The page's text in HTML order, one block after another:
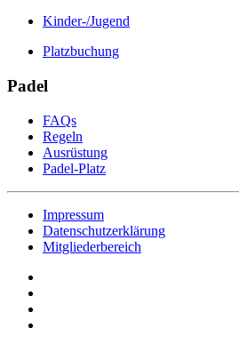
Kinder-/Jugend
Platzbuchung
Padel
FAQs
Regeln
Ausrüstung
Padel-Platz
Impressum
Datenschutzerklärung
Mitgliederbereich